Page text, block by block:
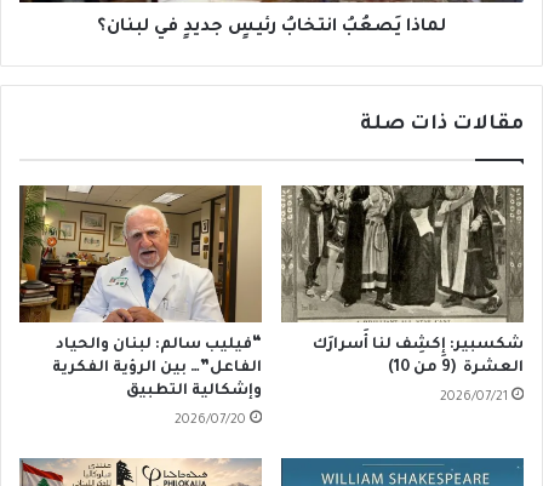
لماذا يَصعُبُ انتخابُ رئيسٍ جديدٍ في لبنان؟
مقالات ذات صلة
شكسبير: إِكشِف لنا أَسرارَك
العشرة (9 من 10)
2026/07/21
“فيليب سالم: لبنان والحياد
الفاعل”… بين الرؤية الفكرية
وإشكالية التطبيق
2026/07/20